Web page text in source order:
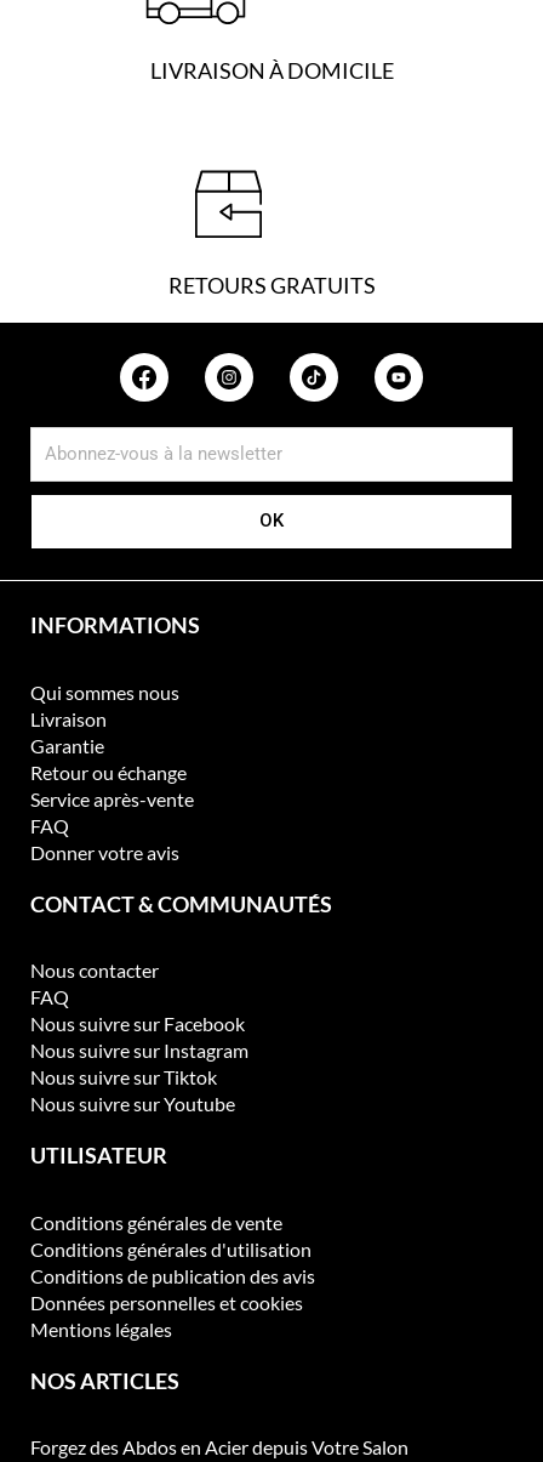
LIVRAISON À DOMICILE
RETOURS GRATUITS
OK
INFORMATIONS
Qui sommes nous
Livraison
Garantie
Retour ou échange
Service après-vente
FAQ
Donner votre avis
CONTACT & COMMUNAUTÉS
Nous contacter
FAQ
Nous suivre sur Facebook
Nous suivre sur Instagram
Nous suivre sur Tiktok
Nous suivre sur Youtube
UTILISATEUR
Conditions générales de vente
Conditions générales d'utilisation
Conditions de publication des avis
Données personnelles et cookies
Mentions légales
NOS ARTICLES
Forgez des Abdos en Acier depuis Votre Salon